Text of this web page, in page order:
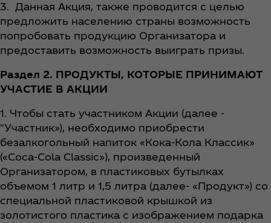
3. Данная Акция, также проводится с целью
предложить населению страны возможность
попробовать продукцию Организатора и
предоставить возможность выиграть призы.
Раздел 2. ПРОДУКТЫ, КОТОРЫЕ ПРИНИМАЮТ
УЧАСТИЕ В АКЦИИ
1. Чтобы стать участником Акции (далее -
"Участник»), необходимо приобрести
безалкогольный напиток «Кока-Кола Классик»
(«Coca‑Cola Classic»), произведенный
Организатором, в пластиковых бутылках
объемом 1 литр и 1,5 литра (далее- «Продукт») со
специальной пластиковой крышкой из
золотистого пластика с изображением подарка